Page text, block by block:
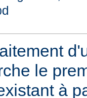
le
à